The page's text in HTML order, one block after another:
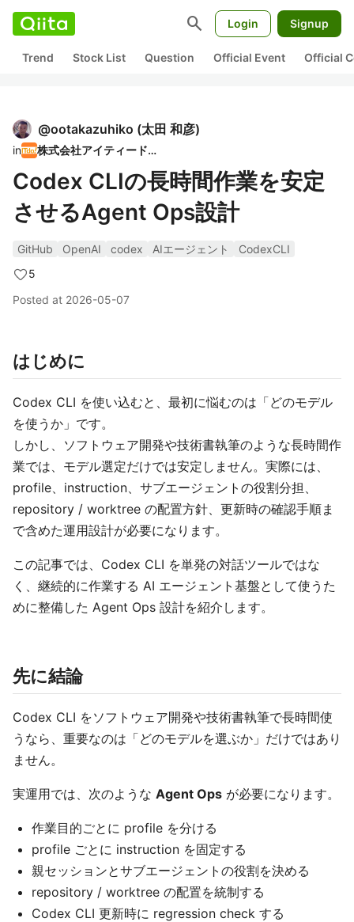
search Login Signup
Trend Stock List Question Official Event Official
@ootakazuhiko (太田 和彦)
in 株式会社アイティードゥ
Codex CLIの長時間作業を安定
させるAgent Ops設計
GitHub OpenAI codex AIエージェント
CodexCLI
5
Posted at 2026-05-07
はじめに
Codex CLI を使い込むと、最初に悩むのは「どのモデル
を使うか」です。
しかし、ソフトウェア開発や技術書執筆のような長時間作
業では、モデル選定だけでは安定しません。実際には、
profile、instruction、サブエージェントの役割分担、
repository / worktree の配置方針、更新時の確認手順ま
で含めた運用設計が必要になります。
この記事では、Codex CLI を単発の対話ツールではな
く、継続的に作業する AI エージェント基盤として使うた
めに整備した Agent Ops 設計を紹介します。
先に結論
Codex CLI をソフトウェア開発や技術書執筆で長時間使
うなら、重要なのは「どのモデルを選ぶか」だけではあり
ません。
実運用では、次のような Agent Ops が必要になります。
作業目的ごとに profile を分ける
profile ごとに instruction を固定する
親セッションとサブエージェントの役割を決める
repository / worktree の配置を統制する
Codex CLI 更新時に regression check する